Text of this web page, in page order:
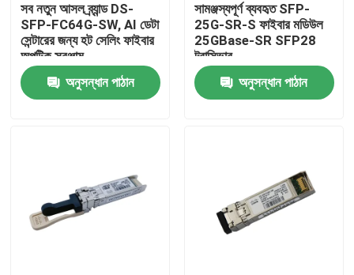
মান নিয়ন্ত্রণ
যোগাযোগ করুন
400G/800G অপটিক্যাল মডিউল
সব নতুন আসল ব্র্যান্ড DS-
SFP-FC64G-SW, AI ডেটা
সেন্টারের জন্য হট সেলিং ফাইবার
অপটিক সরঞ্জাম
অনুসন্ধান পাঠান
সামঞ্জস্যপূর্ণ ব্যবহৃত SFP-
25G-SR-S ফাইবার মডিউল
25GBase-SR SFP28
ট্রান্সিভার
অনুসন্ধান পাঠান